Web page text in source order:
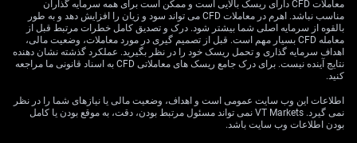
روزانه بیش از ۴٪ را قیمت‌گذاری می‌کند. این سطح ترس از
زمان شوک‌های عرضه ۲۰۲۲ دیده نشده بود.
با توجه به اینکه اختلال فعلی نزدیک ۲۱ میلیون بشکه در روز را
تحت تأثیر قرار داده، گرفتن «موقعیت فروش مستقیم»
مناسب‌تر، استفاده از «ابزارهای مشتقه» (قراردادهایی مثل
اختیار معامله که ارزششان از قیمت نفت می‌آید) برای سود
معاملات CFD دارای ریسک بالایی است و ممکن است برای همه سرمایه گذاران
مناسب نباشد. اهرم در معاملات CFD می تواند سود و زیان را افزایش دهد و به طور
بالقوه از سرمایه اصلی شما بیشتر شود. درک و تصدیق کامل خطرات مرتبط قبل از
معامله CFD بسیار مهم است. قبل از تصمیم گیری در مورد معاملات، وضعیت مالی،
اهداف سرمایه گذاری و تحمل ریسک خود را در نظر بگیرید. عملکرد گذشته نشان دهنده
نتایج آینده نیست. برای درک جامع ریسک های معاملاتی CFD به اسناد قانونی ما مراجعه
کنید.
اطلاعات این وب سایت عمومی است و اهداف، وضعیت مالی یا نیازهای شما را در نظر
نمی گیرد. VT Markets نمی تواند مسئول مرتبط بودن، دقت، به موقع بودن یا کامل
بودن اطلاعات وب سایت باشد.